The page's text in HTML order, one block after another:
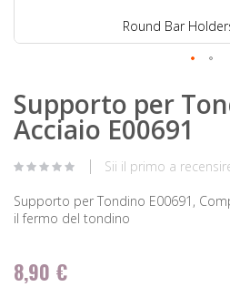
Round Bar
Supporto per
Acciaio E00691
Sii il primo a
Supporto per Tondino E00691,
il fermo del tondino
8,90 €